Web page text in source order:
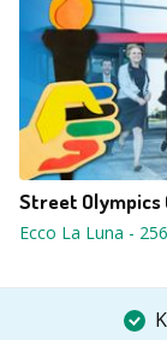
Street Olympics
Ecco La Luna -